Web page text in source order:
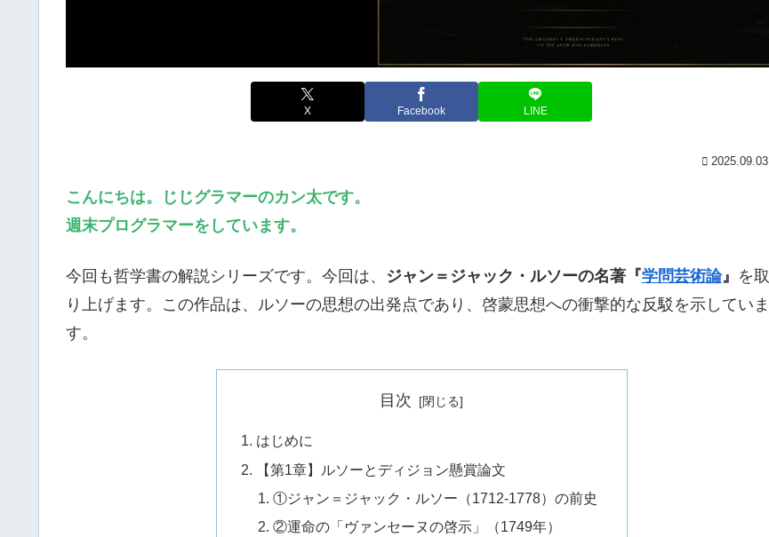
X Facebook LINE
2025.09.03
こんにちは。じじグラマーのカン太です。
週末プログラマーをしています。
今回も哲学書の解説シリーズです。今回は、 ジャン＝ジャック・ルソーの名著『学問芸術論』 を取
り上げます。この作品は、ルソーの思想の出発点であり、啓蒙思想への衝撃的な反駁を示していま
す。
目次
はじめに
【第1章】ルソーとディジョン懸賞論文
①ジャン＝ジャック・ルソー（1712-1778）の前史
②運命の「ヴァンセーヌの啓示」（1749年）